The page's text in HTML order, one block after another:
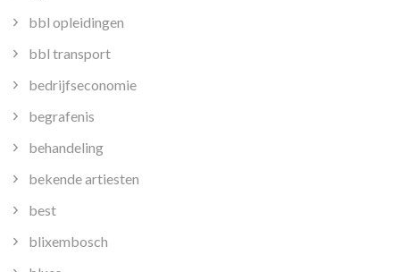
bbl opleidingen
bbl transport
bedrijfseconomie
begrafenis
behandeling
bekende artiesten
best
blixembosch